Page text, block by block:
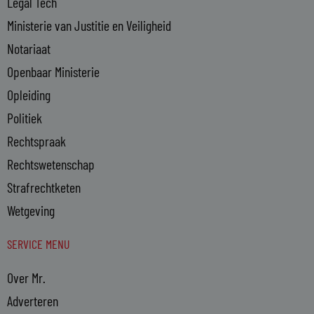
Ministerie van Justitie en Veiligheid
Notariaat
Openbaar Ministerie
Opleiding
Politiek
Rechtspraak
Rechtswetenschap
Strafrechtketen
Wetgeving
SERVICE MENU
Over Mr.
Adverteren